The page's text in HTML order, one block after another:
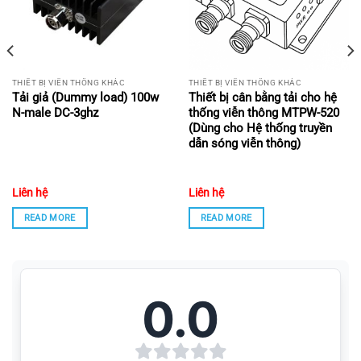
Hình ảnh Ăng-ten bảng định hướng treo tường trong nhà 698-
Mục lục
Thông số kỹ thuật môi trường của Ăng-ten bảng định hướng
treo tường trong nhà 698-2700MHz
Thông số kỹ thuật Ăng-ten bảng định hướng treo tường trong
THIẾT BỊ VIỄN THÔNG KHÁC
Tải giả (Dummy load) 100w
N-male DC-3ghz
Liên hệ
READ MORE
THIẾT BỊ VIỄN THÔNG KHÁC
Thiết bị cân bằng tải cho hệ
thống viễn thông MTPW-520
(Dùng cho Hệ thống truyền
dẫn sóng viễn thông)
Liên hệ
READ MORE
0.0